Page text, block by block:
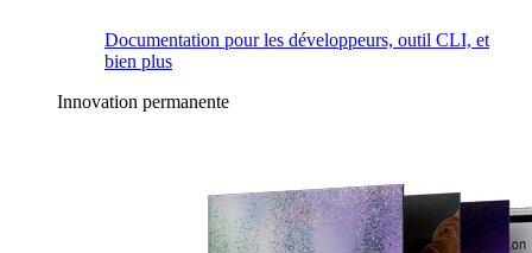
Documentation pour les développeurs, outil CLI, et
bien plus
Innovation permanente